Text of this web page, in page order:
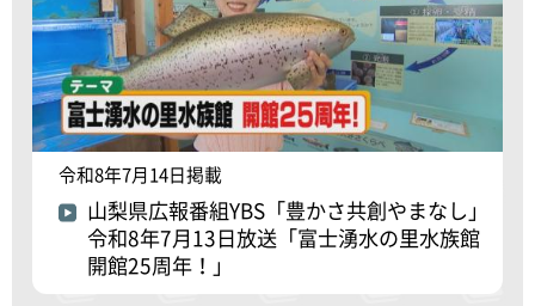
令和8年7月14日掲載
山梨県広報番組YBS「豊かさ共創やまなし」
令和8年7月13日放送「富士湧水の里水族館
開館25周年！」